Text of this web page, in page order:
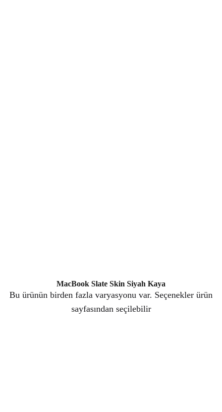
MacBook Slate Skin Siyah Kaya
Bu ürünün birden fazla varyasyonu var. Seçenekler ürün
sayfasından seçilebilir